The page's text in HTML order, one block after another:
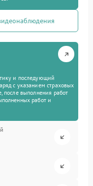
и последующий
с указанием страховых
после выполнения работ
работ и